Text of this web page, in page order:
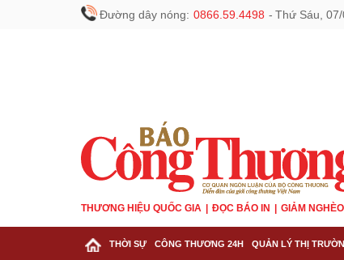
Đường dây nóng: 0866.59.4498 - Thứ Sáu,
THƯƠNG HIỆU QUỐC GIA ĐỌC BÁO IN GIẢM
THỜI SỰ CÔNG THƯƠNG 24H QUẢN LÝ THỊ